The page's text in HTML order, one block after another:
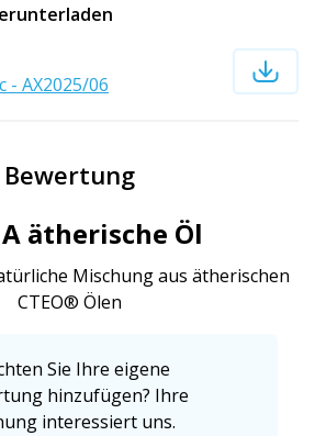
- AX2025/06
Bewertung
ätherische Öl
Mischung aus ätherischen
CTEO® Ölen
Sie Ihre eigene
hinzufügen? Ihre
interessiert uns.